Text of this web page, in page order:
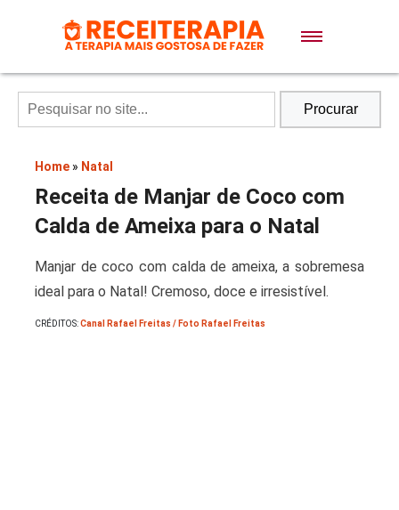
Doces e Sobremesas
Air Fryer
Lanches
Bolos
Pães
Procurar
Home » Natal
Receita de Manjar de Coco com
Calda de Ameixa para o Natal
Manjar de coco com calda de ameixa, a sobremesa
ideal para o Natal! Cremoso, doce e irresistível.
CRÉDITOS:Canal Rafael Freitas / Foto Rafael Freitas